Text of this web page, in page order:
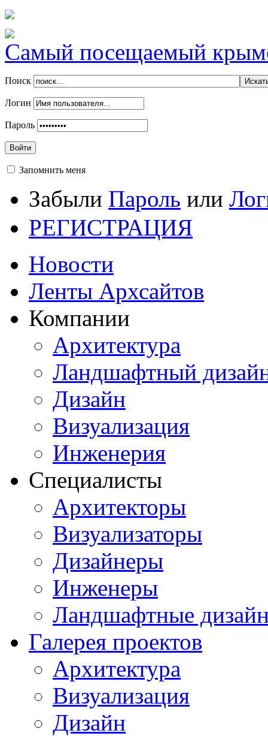
Самый посещаемый
Поиск
Логин
Пароль
Войти
Запомнить меня
Забыли Пароль или
РЕГИСТРАЦИЯ
Новости
Ленты Архсайтов
Компании
Архитектура
Ландшафтный
Дизайн
Визуализация
Инженерия
Специалисты
Архитекторы
Визуализаторы
Дизайнеры
Инженеры
Ландшафтные
Галерея проектов
Архитектура
Визуализация
Дизайн